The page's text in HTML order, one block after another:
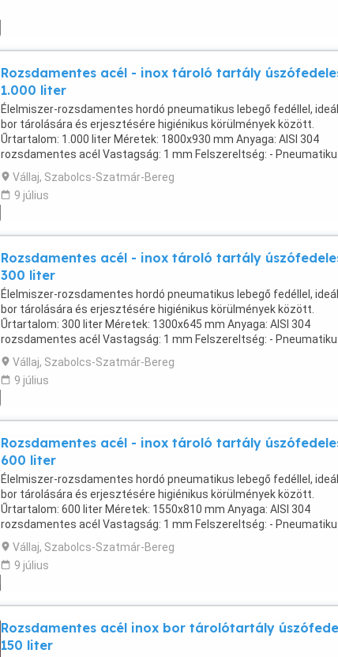
Rozsdamentes acél - inox tároló tartály
1.000 liter
Élelmiszer-rozsdamentes hordó pneumatikus lebegő fedéllel,
bor tárolására és erjesztésére higiénikus körülmények között.
Űrtartalom: 1.000 liter Méretek: 1800x930 mm Anyaga: AISI 304
rozsdamentes acél Vastagság: 1 mm Felszereltség: -
úszófedél szivattyúval, szilikon tömítéssel, tömlővel és kétirányú
szeleppel - 3 4 rozsdamentes acél csaptelep - Hegesztett
rozsdamentes acél lábak - Megerősítések a felső ajakon - Rozettás
Vállaj, Szabolcs-Szatmár-Bereg
9 július
Rozsdamentes acél - inox tároló tartály
300 liter
Élelmiszer-rozsdamentes hordó pneumatikus lebegő fedéllel,
bor tárolására és erjesztésére higiénikus körülmények között.
Űrtartalom: 300 liter Méretek: 1300x645 mm Anyaga: AISI 304
rozsdamentes acél Vastagság: 1 mm Felszereltség: -
úszófedél szivattyúval, szilikon tömítéssel, tömlővel és kétirányú
szeleppel - 3 4 rozsdamentes acél csaptelep - Hegesztett
rozsdamentes acél lábak - Megerősítések a felső ajakon - Rozettás
Vállaj, Szabolcs-Szatmár-Bereg
9 július
Rozsdamentes acél - inox tároló tartály
600 liter
Élelmiszer-rozsdamentes hordó pneumatikus lebegő fedéllel,
bor tárolására és erjesztésére higiénikus körülmények között.
Űrtartalom: 600 liter Méretek: 1550x810 mm Anyaga: AISI 304
rozsdamentes acél Vastagság: 1 mm Felszereltség: -
úszófedél szivattyúval, szilikon tömítéssel, tömlővel és kétirányú
szeleppel - 3 4 rozsdamentes acél csaptelep - Hegesztett
rozsdamentes acél lábak - Megerősítések a felső ajakon - Rozettás
Vállaj, Szabolcs-Szatmár-Bereg
9 július
Rozsdamentes acél inox bor tárolótartály
150 liter